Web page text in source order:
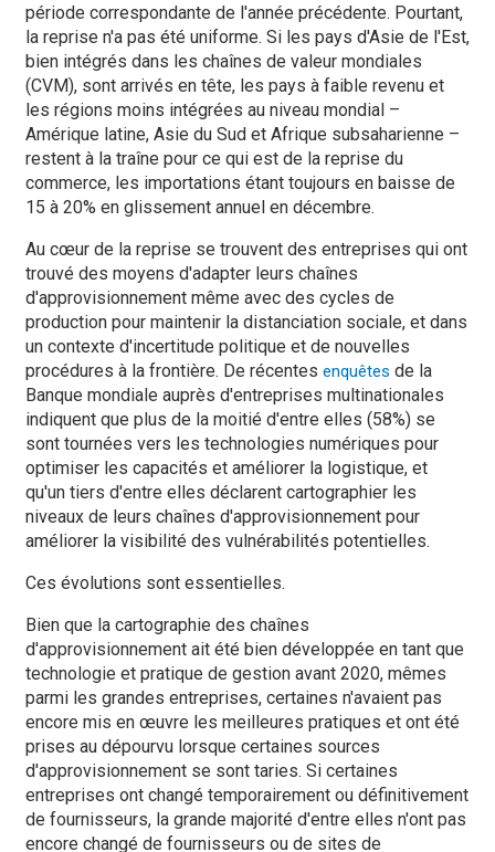
période correspondante de l'année précédente. Pourtant,
la reprise n'a pas été uniforme. Si les pays d'Asie de l'Est,
bien intégrés dans les chaînes de valeur mondiales
(CVM), sont arrivés en tête, les pays à faible revenu et
les régions moins intégrées au niveau mondial –
Amérique latine, Asie du Sud et Afrique subsaharienne –
restent à la traîne pour ce qui est de la reprise du
commerce, les importations étant toujours en baisse de
15 à 20% en glissement annuel en décembre.
Au cœur de la reprise se trouvent des entreprises qui ont
trouvé des moyens d'adapter leurs chaînes
d'approvisionnement même avec des cycles de
production pour maintenir la distanciation sociale, et dans
un contexte d'incertitude politique et de nouvelles
procédures à la frontière. De récentes enquêtes de la
Banque mondiale auprès d'entreprises multinationales
indiquent que plus de la moitié d'entre elles (58%) se
sont tournées vers les technologies numériques pour
optimiser les capacités et améliorer la logistique, et
qu'un tiers d'entre elles déclarent cartographier les
niveaux de leurs chaînes d'approvisionnement pour
améliorer la visibilité des vulnérabilités potentielles.
Ces évolutions sont essentielles.
Bien que la cartographie des chaînes
d'approvisionnement ait été bien développée en tant que
technologie et pratique de gestion avant 2020, mêmes
parmi les grandes entreprises, certaines n'avaient pas
encore mis en œuvre les meilleures pratiques et ont été
prises au dépourvu lorsque certaines sources
d'approvisionnement se sont taries. Si certaines
entreprises ont changé temporairement ou définitivement
de fournisseurs, la grande majorité d'entre elles n'ont pas
encore changé de fournisseurs ou de sites de